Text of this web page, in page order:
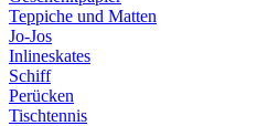
Teppiche und Matten
Jo-Jos
Inlineskates
Schiff
Perücken
Tischtennis